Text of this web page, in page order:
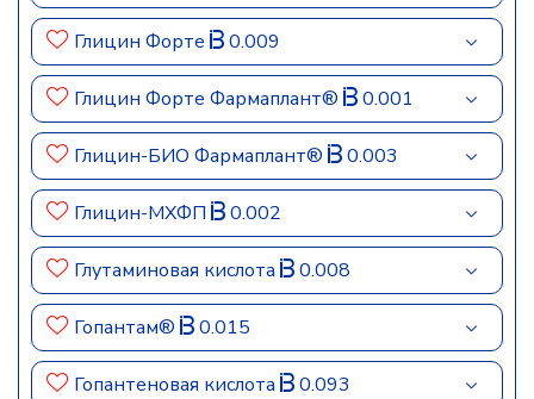
Глицин Форте 0.009
Глицин Форте Фармаплант® 0.001
Глицин-БИО Фармаплант® 0.003
Глицин-МХФП 0.002
Глутаминовая кислота 0.008
Гопантам® 0.015
Гопантеновая кислота 0.093